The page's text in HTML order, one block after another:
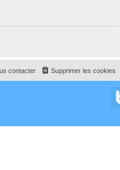
Supprimer les cookies
contacter